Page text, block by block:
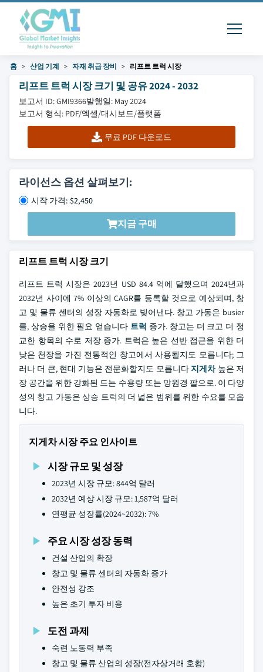
홈 산업 기계 자재 취급 장비 리프트 트럭 시장
리프트 트럭 시장 크기 및 공유 2024 - 2032
보고서 ID: GMI9366발행일: May 2024
보고서 형식: PDF/엑셀/대시보드/플랫폼
무료 PDF 다운로드
라이선스 옵션 살펴보기:
시작 가격: $2,450
지금 구매
리프트 트럭 시장 크기
리프트 트럭 시장은 2023년 USD 84.4 억에 달했으며 2024년과
2032년 사이에 7% 이상의 CAGR를 등록할 것으로 예상되며, 창
고 및 물류 센터의 성장 자동화로 빚어낸다. 창고 가동은 busier
를, 상승을 위한 필요 얻습니다 트럭 증가. 창고는 더 크고 더 정
교한 항목의 수로 저장 증가. 트럭은 높은 선반 접근을 위한 더
낮은 천장을 가진 전통적인 창고에서 사용될지도 모릅니다; 그
러나 더 큰, 현대 기능은 전문화할지도 모릅니다 지게차높은 저
장 공간을 위한 강화된 드는 수용량 또는 망원경 팔으로. 이 다양
성의 창고 가동은 상승 트럭의 더 넓은 범위를 위한 수요를 모읍
니다.
지게차 시장 주요 인사이트
시장 규모 및 성장
2023년 시장 규모: 844억 달러
2032년 예상 시장 규모: 1,587억 달러
연평균 성장률(2024~2032): 7%
주요 시장 성장 동력
건설 산업의 확장
창고 및 물류 센터의 자동화 증가
안전성 강조
높은 초기 투자 비용
도전 과제
숙련 노동력 부족
창고 및 물류 산업의 성장(전자상거래 호황)